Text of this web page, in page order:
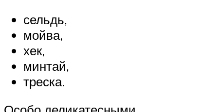
сельдь,
мойва,
хек,
минтай,
треска.